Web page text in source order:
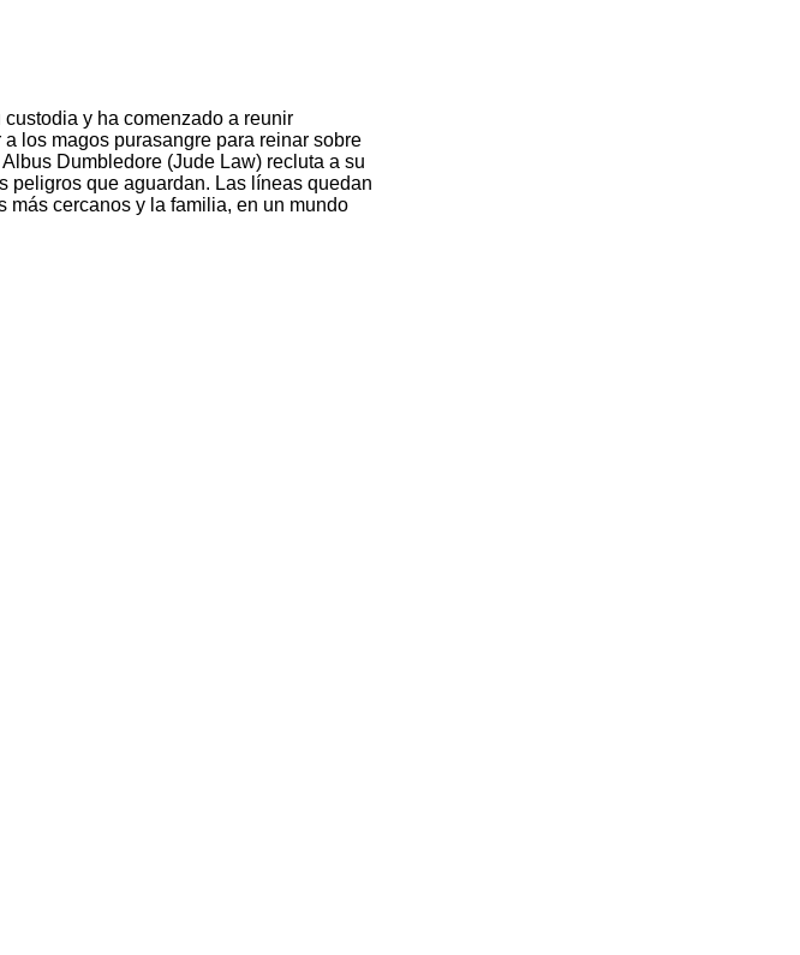
y ha comenzado a reunir
los magos purasangre para reinar sobre
Dumbledore (Jude Law) recluta a su
peligros que aguardan. Las líneas quedan
más cercanos y la familia, en un mundo